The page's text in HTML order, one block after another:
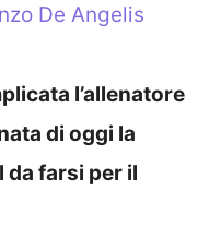
De Angelis
l’allenatore
di oggi la
da farsi per il